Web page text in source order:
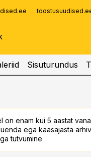
Sisuturundus
on enam kui 5 aastat
ega kaasajasta
tutvumine